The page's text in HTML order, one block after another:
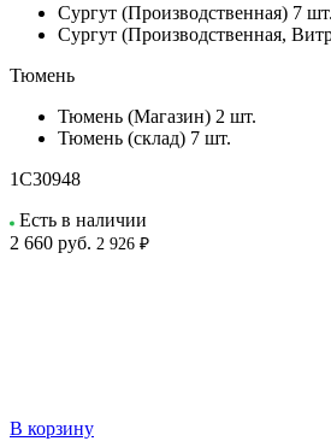
Сургут (Производственная) 7 шт.
Сургут (Производственная,
Тюмень
Тюмень (Магазин) 2 шт.
Тюмень (склад) 7 шт.
1C30948
Есть в наличии
2 660 руб. 2 926 ₽
В корзину